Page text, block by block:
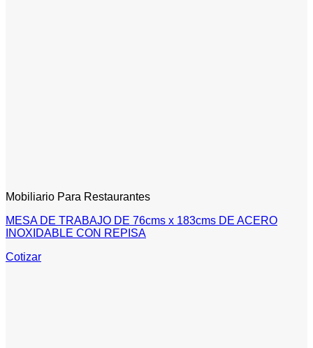
Mobiliario Para Restaurantes
MESA DE TRABAJO DE 76cms x 183cms DE ACERO
INOXIDABLE CON REPISA
Cotizar